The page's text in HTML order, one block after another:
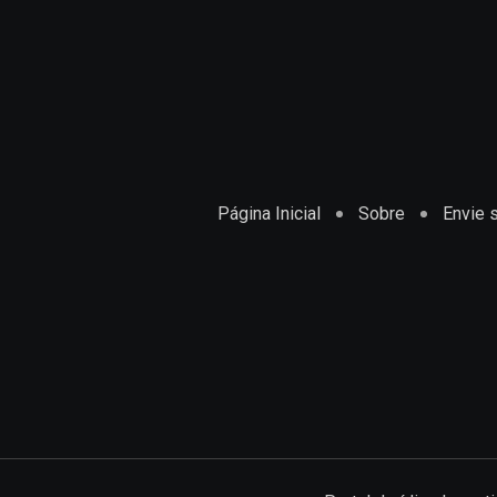
Página Inicial Sobre Envie